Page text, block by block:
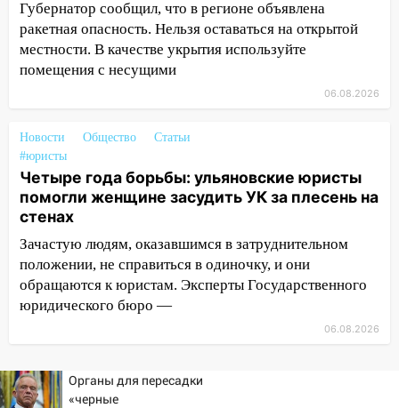
12:10 Ульяновский алиментщик накопил
120 тысяч долга
11:49 Снят режим «Ракетная
опасность» на территории Ульяновской
11:30
Кабмин РФ разрешил до 1 июля
2027 года импорт, выпуск и обращение
бензина Евро 2, Евро 3, Евро 4
11:12
10:27 Где есть бензин в Ульяновске
днем 6 августа: список АЗС
10:16
Внимание! В Ульяновской области
10:00
В Старомайнском районе утонул
51-летний мужчина
Губернатор сообщил, что в регионе объявлена
ракетная опасность. Нельзя оставаться на открытой
местности. В качестве укрытия используйте
помещения с несущими
06.08.2026
Новости Общество
Статьи
#юристы
Четыре года борьбы: ульяновские юристы
помогли женщине засудить УК за плесень на
стенах
Зачастую людям, оказавшимся в затруднительном
положении, не справиться в одиночку, и они
обращаются к юристам. Эксперты Государственного
юридического бюро —
06.08.2026
Органы для пересадки
«черные